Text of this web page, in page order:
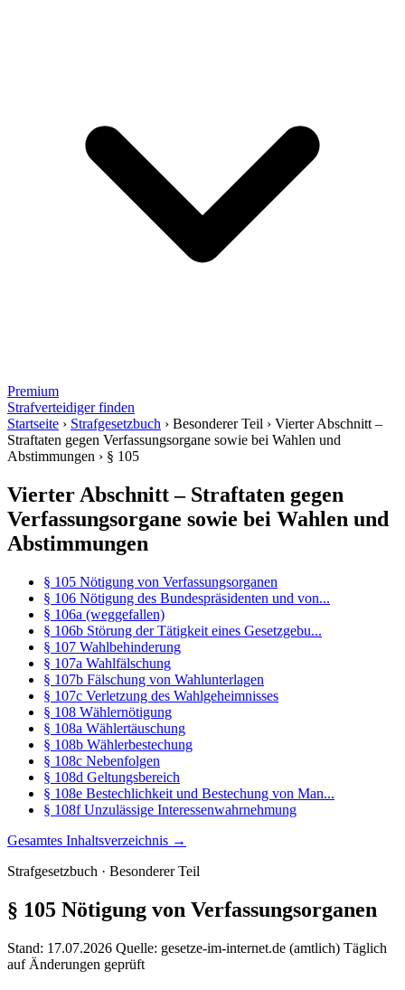
Premium
Strafverteidiger finden
Startseite › Strafgesetzbuch › Besonderer Teil › Vierter Abschnitt –
Straftaten gegen Verfassungsorgane sowie bei Wahlen und
Abstimmungen › § 105
Vierter Abschnitt – Straftaten gegen
Verfassungsorgane sowie bei Wahlen und
Abstimmungen
§ 105 Nötigung von Verfassungsorganen
§ 106 Nötigung des Bundespräsidenten und von...
§ 106a (weggefallen)
§ 106b Störung der Tätigkeit eines Gesetzgebu...
§ 107 Wahlbehinderung
§ 107a Wahlfälschung
§ 107b Fälschung von Wahlunterlagen
§ 107c Verletzung des Wahlgeheimnisses
§ 108 Wählernötigung
§ 108a Wählertäuschung
§ 108b Wählerbestechung
§ 108c Nebenfolgen
§ 108d Geltungsbereich
§ 108e Bestechlichkeit und Bestechung von Man...
§ 108f Unzulässige Interessenwahrnehmung
Gesamtes Inhaltsverzeichnis →
Strafgesetzbuch · Besonderer Teil
§ 105 Nötigung von Verfassungsorganen
Stand: 17.07.2026 Quelle: gesetze-im-internet.de (amtlich) Täglich
auf Änderungen geprüft